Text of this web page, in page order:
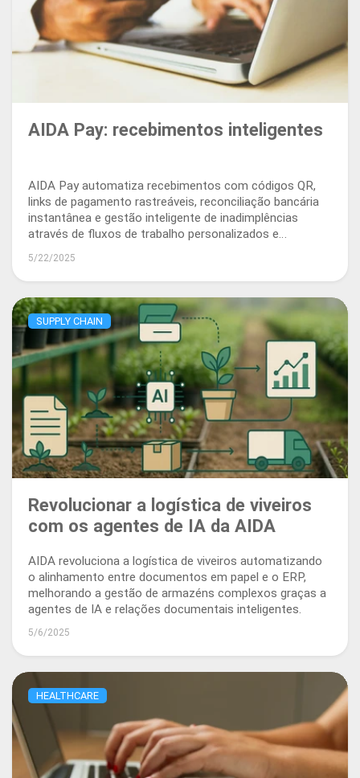
AIDA Pay: recebimentos inteligentes
AIDA Pay automatiza recebimentos com códigos QR,
links de pagamento rastreáveis, reconciliação bancária
instantânea e gestão inteligente de inadimplências
através de fluxos de trabalho personalizados e
5/22/2025
SUPPLY CHAIN
Revolucionar a logística de viveiros
com os agentes de IA da AIDA
AIDA revoluciona a logística de viveiros automatizando
o alinhamento entre documentos em papel e o ERP,
melhorando a gestão de armazéns complexos graças a
agentes de IA e relações documentais inteligentes.
5/6/2025
HEALTHCARE